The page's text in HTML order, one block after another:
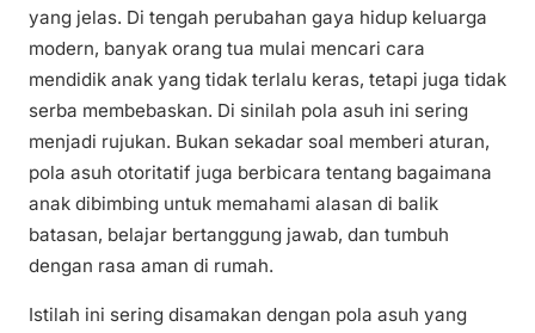
yang jelas. Di tengah perubahan gaya hidup keluarga
modern, banyak orang tua mulai mencari cara
mendidik anak yang tidak terlalu keras, tetapi juga tidak
serba membebaskan. Di sinilah pola asuh ini sering
menjadi rujukan. Bukan sekadar soal memberi aturan,
pola asuh otoritatif juga berbicara tentang bagaimana
anak dibimbing untuk memahami alasan di balik
batasan, belajar bertanggung jawab, dan tumbuh
dengan rasa aman di rumah.
Istilah ini sering disamakan dengan pola asuh yang